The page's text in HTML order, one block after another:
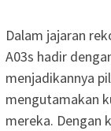
Dalam jajaran
A03s hadir
menjadikannya
mengutamakan
mereka. Dengan